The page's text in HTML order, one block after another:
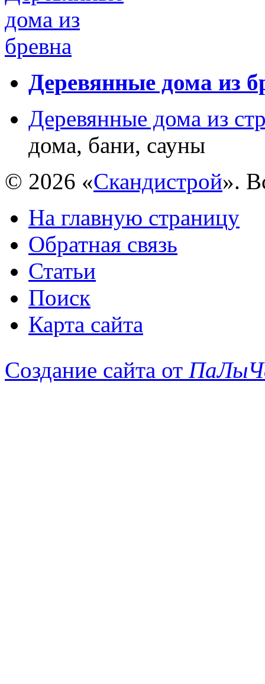
Деревянные дома из
Деревянные дома из
дома, бани, сауны
© 2026 «Скандистрой».
На главную страницу
Обратная связь
Статьи
Поиск
Карта сайта
Создание сайта от